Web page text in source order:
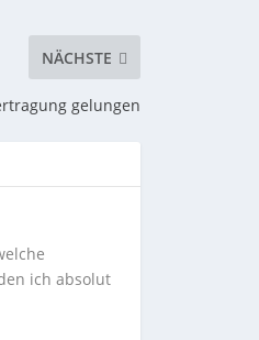
NÄCHSTE
gelungen
ich absolut